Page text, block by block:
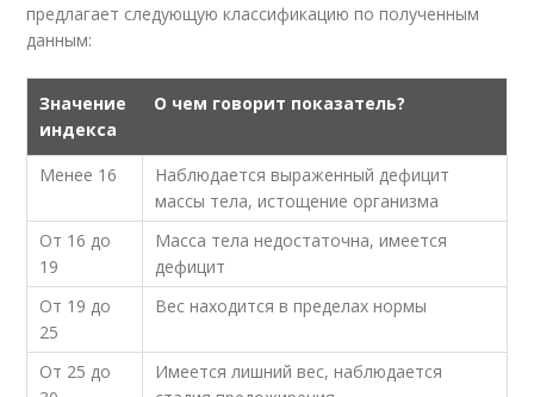
предлагает следующую классификацию по полученным
данным:
Значение
индекса
О чем говорит показатель?
Менее 16
Наблюдается выраженный дефицит
массы тела, истощение организма
От 16 до
19
Масса тела недостаточна, имеется
дефицит
От 19 до
25
Вес находится в пределах нормы
От 25 до
Имеется лишний вес, наблюдается